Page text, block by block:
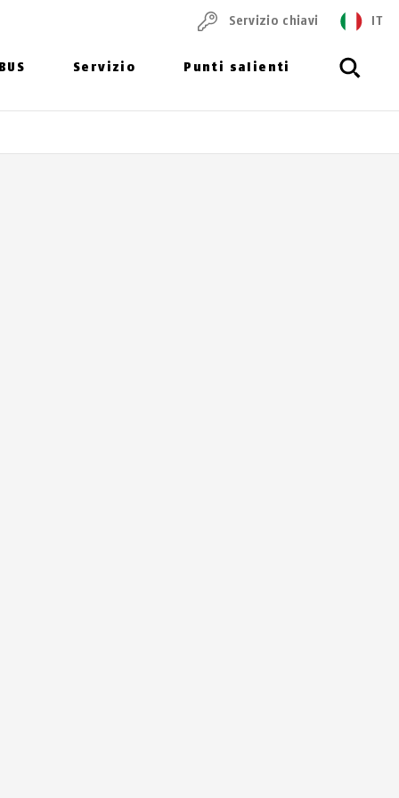
Servizio Punti salienti
Servizio chiavi IT